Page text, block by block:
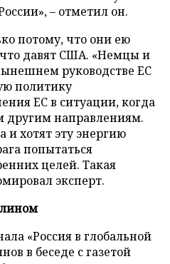
– отметил он.
потому, что они ею
давят США. «Немцы и
руководстве ЕС
политику
ЕС в ситуации, когда
другим направлениям.
и хотят эту энергию
попытаться
целей. Такая
эксперт.
«Россия в глобальной
в беседе с газетой